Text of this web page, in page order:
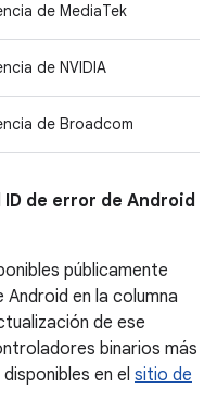
de MediaTek
de NVIDIA
de Broadcom
de error de Android
públicamente
en la columna
de ese
binarios más
en el sitio de